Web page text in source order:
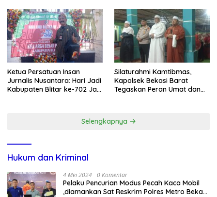
Dugaan Penganiayaan
Ketua Persatuan Insan
Jurnalis Nusantara: Hari Jadi
Kabupaten Blitar ke-702 Jadi
Silaturahmi Kamtibmas,
Kapolsek Bekasi Barat
Tegaskan Peran Umat dan
Selengkapnya
Hukum dan Kriminal
4 Mei 2024 0 Komentar
Pelaku Pencurian Modus Pecah Kaca Mobil
,diamankan Sat Reskrim Polres Metro Bekasi